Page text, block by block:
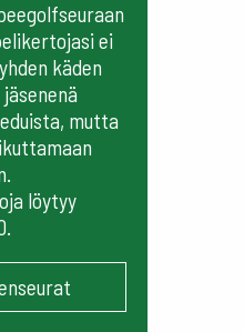
ei
käden
mutta
löytyy